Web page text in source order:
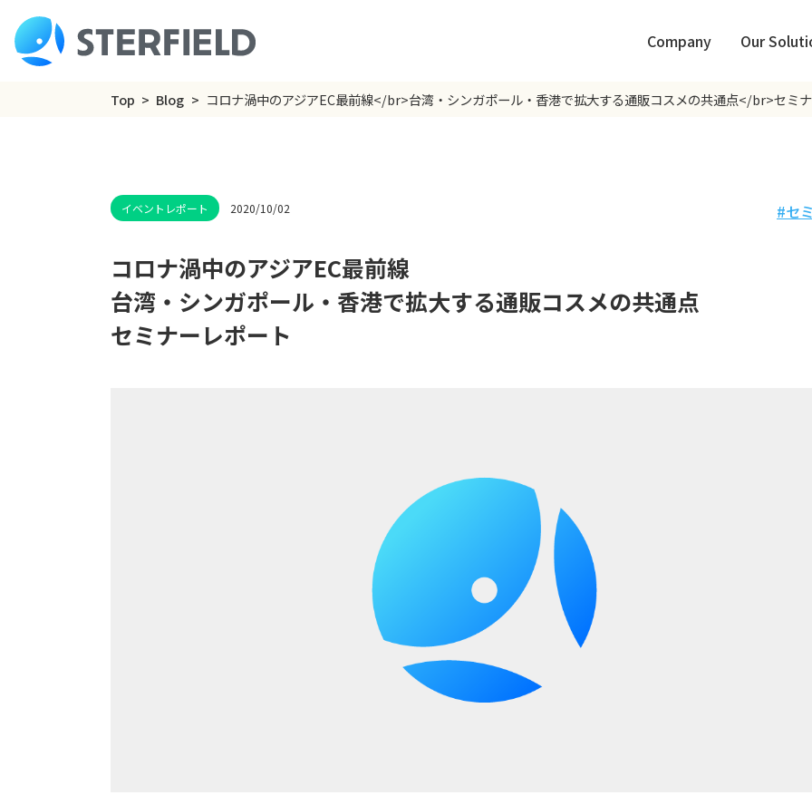
Company Our
Top Blog コロナ渦中のアジアEC最前線</br>台湾・シンガポール・香港で拡大する通販コスメの共通点</br>セミ
2020/10/02 セ
コロナ渦中のアジアEC最前線
台湾・シンガポール・香港で拡大する通販コスメの共通点
セミナーレポート